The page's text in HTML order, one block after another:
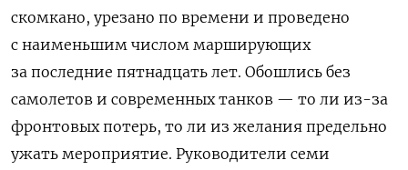
скомкано, урезано по времени и проведено
с наименьшим числом марширующих
за последние пятнадцать лет. Обошлись без
самолетов и современных танков — то ли из-за
фронтовых потерь, то ли из желания предельно
ужать мероприятие. Руководители семи